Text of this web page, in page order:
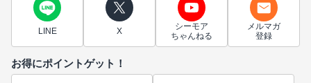
LINE X
シーモア
ちゃんねる
メルマガ
登録
お得にポイントゲット！